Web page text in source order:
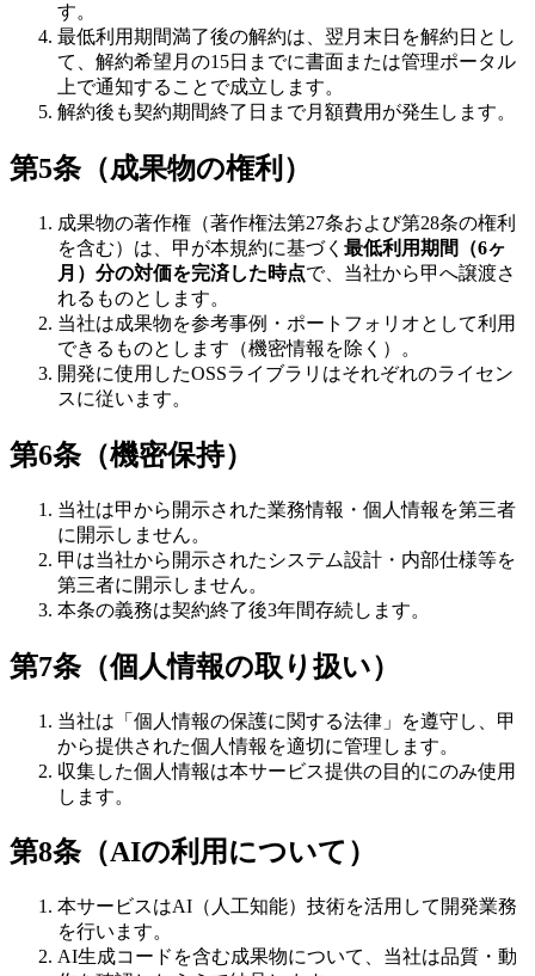
す。
最低利用期間満了後の解約は、翌月末日を解約日とし
て、解約希望月の15日までに書面または管理ポータル
上で通知することで成立します。
解約後も契約期間終了日まで月額費用が発生します。
第5条（成果物の権利）
成果物の著作権（著作権法第27条および第28条の権利
を含む）は、甲が本規約に基づく 最低利用期間（6ヶ
月）分の対価を完済した時点で、当社から甲へ譲渡さ
れるものとします。
当社は成果物を参考事例・ポートフォリオとして利用
できるものとします（機密情報を除く）。
開発に使用したOSSライブラリはそれぞれのライセン
スに従います。
第6条（機密保持）
当社は甲から開示された業務情報・個人情報を第三者
に開示しません。
甲は当社から開示されたシステム設計・内部仕様等を
第三者に開示しません。
本条の義務は契約終了後3年間存続します。
第7条（個人情報の取り扱い）
当社は「個人情報の保護に関する法律」を遵守し、甲
から提供された個人情報を適切に管理します。
収集した個人情報は本サービス提供の目的にのみ使用
します。
第8条（AIの利用について）
本サービスはAI（人工知能）技術を活用して開発業務
を行います。
AI生成コードを含む成果物について、当社は品質・動